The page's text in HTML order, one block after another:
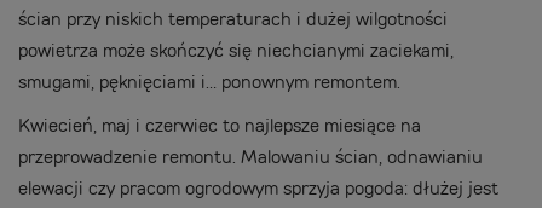
ścian przy niskich temperaturach i dużej wilgotności
powietrza może skończyć się niechcianymi zaciekami,
smugami, pęknięciami i… ponownym remontem.
Kwiecień, maj i czerwiec to najlepsze miesiące na
przeprowadzenie remontu. Malowaniu ścian, odnawianiu
elewacji czy pracom ogrodowym sprzyja pogoda: dłużej jest